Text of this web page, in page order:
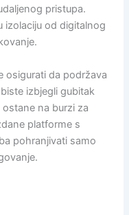
pristupa.
izolaciju od digitalnog
osigurati da podržava
izbjegli gubitak
na burzi za
platforme s
pohranjivati ​​samo